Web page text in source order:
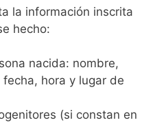
la información inscrita
hecho:
nacida: nombre,
hora y lugar de
(si constan en